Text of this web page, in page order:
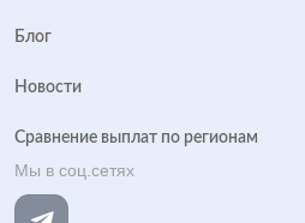
Блог
Новости
Сравнение выплат по регионам
Мы в соц.сетях